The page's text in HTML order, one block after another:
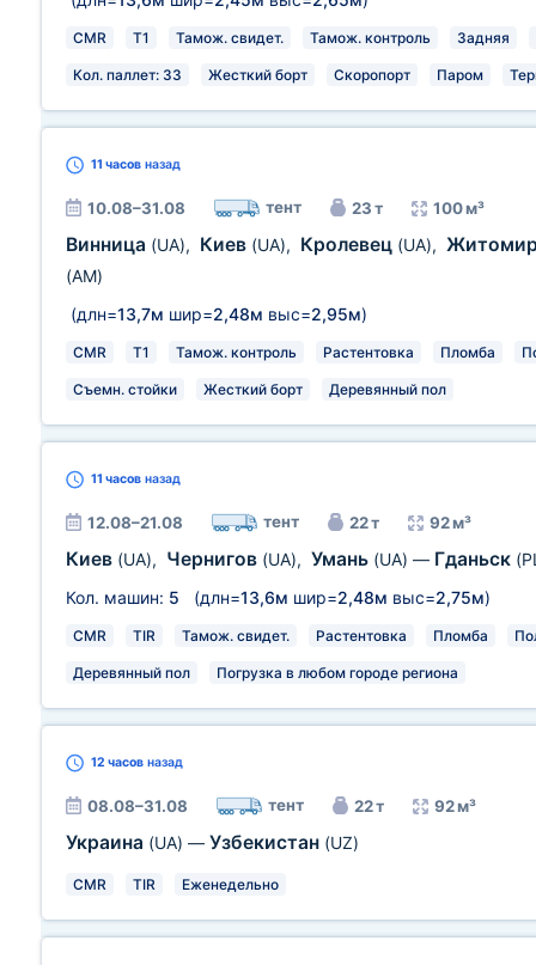
CMR T1 Тамож. свидет. Тамож. контроль Задняя
Кол. паллет: 33 Жесткий борт Скоропорт Паром
11 часов назад
10.08–31.08 тент 23 т 100 м³
Винница (UA), Киев (UA), Кролевец (UA),
(AM)
(длн=13,7м шир=2,48м выс=2,95м)
CMR T1 Тамож. контроль Растентовка Пломба
Съемн. стойки Жесткий борт Деревянный пол
11 часов назад
12.08–21.08 тент 22 т 92 м³
Киев (UA), Чернигов (UA), Умань (UA) — Гданьск
Кол. машин: 5 (длн=13,6м шир=2,48м выс=2,75м)
CMR TIR Тамож. свидет. Растентовка Пломба
Деревянный пол Погрузка в любом городе региона
12 часов назад
08.08–31.08 тент 22 т 92 м³
Украина (UA) — Узбекистан (UZ)
CMR TIR Еженедельно